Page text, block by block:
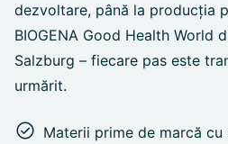
dezvoltare, până la producția
BIOGENA Good Health World
Salzburg – fiecare pas este
urmărit.
Materii prime de marcă